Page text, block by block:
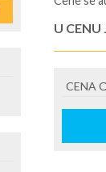
U CENU
-
putovanja
-
CENA